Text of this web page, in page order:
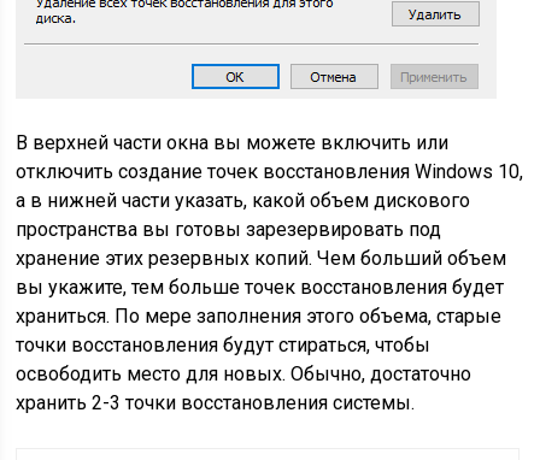
В верхней части окна вы можете включить или
отключить создание точек восстановления Windows 10,
а в нижней части указать, какой объем дискового
пространства вы готовы зарезервировать под
хранение этих резервных копий. Чем больший объем
вы укажите, тем больше точек восстановления будет
храниться. По мере заполнения этого объема, старые
точки восстановления будут стираться, чтобы
освободить место для новых. Обычно, достаточно
хранить 2-3 точки восстановления системы.